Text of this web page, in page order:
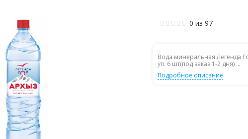
0 из 97
Вода минеральная Легенда
уп. 6 шт(под заказ 1-2 дня) ...
Подробное описание